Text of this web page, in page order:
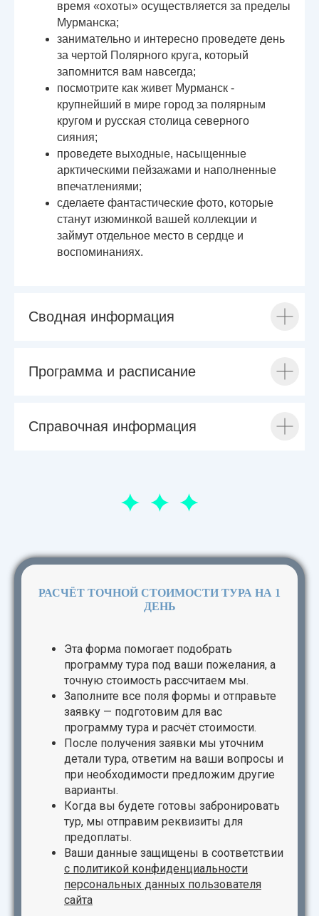
время «охоты» осуществляется за пределы
Мурманска;
занимательно и интересно проведете день
за чертой Полярного круга, который
запомнится вам навсегда;
посмотрите как живет Мурманск -
крупнейший в мире город за полярным
кругом и русская столица северного
сияния;
проведете выходные, насыщенные
арктическими пейзажами и наполненные
впечатлениями;
сделаете фантастические фото, которые
станут изюминкой вашей коллекции и
займут отдельное место в сердце и
воспоминаниях.
Сводная информация
Программа и расписание
Справочная информация
РАСЧЁТ ТОЧНОЙ СТОИМОСТИ ТУРА НА 1
ДЕНЬ
Эта форма помогает подобрать
программу тура под ваши пожелания, а
точную стоимость рассчитаем мы.
Заполните все поля формы и отправьте
заявку — подготовим для вас
программу тура и расчёт стоимости.
После получения заявки мы уточним
детали тура, ответим на ваши вопросы и
при необходимости предложим другие
варианты.
Когда вы будете готовы забронировать
тур, мы отправим реквизиты для
предоплаты.
Ваши данные защищены в соответствии
с политикой конфиденциальности
персональных данных пользователя
сайта